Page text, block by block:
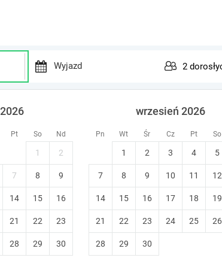
d
w
a
Pt So Nd Pn Wt Śr Cz Pt So
1 2
7 8 9
14 15 16
21 22 23
28 29 30
wrzesień 2026
1 2 3 4 5
7 8 9 10 11 12
14 15 16 17 18 19
21 22 23 24 25 26
28 29 30
Hostel Helios
Września (~19.3 km od Pyzdry)
Zwierzęta mile widziane